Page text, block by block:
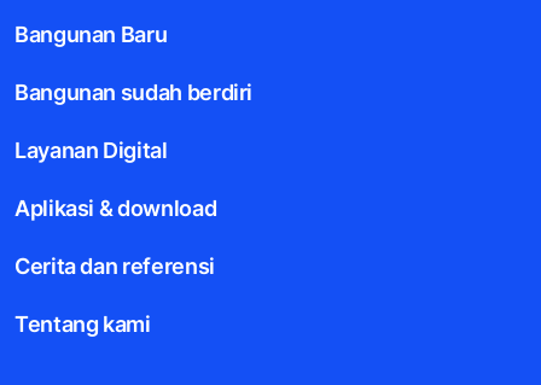
Bangunan Baru
Bangunan sudah berdiri
Layanan Digital
Aplikasi & download
Cerita dan referensi
Tentang kami